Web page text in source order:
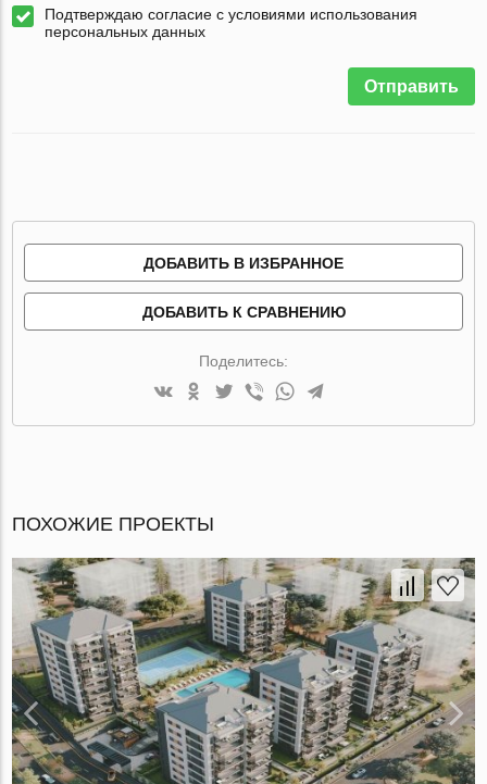
Подтверждаю согласие с условиями использования
персональных данных
Отправить
ДОБАВИТЬ В ИЗБРАННОЕ
ДОБАВИТЬ К СРАВНЕНИЮ
Поделитесь:
ПОХОЖИЕ ПРОЕКТЫ